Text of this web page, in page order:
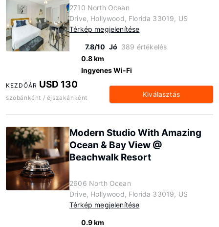
2710 North Ocean
Drive, Hollywood, Florida 33019, US
Térkép megjelenítése
7.8/10 Jó 389 értékelés
0.8 km
Ingyenes Wi-Fi
KEZDŐÁR USD 130
szobánként / éjszakánként Kiválasztás
Modern Studio With Amazing
Ocean & Bay View @
Beachwalk Resort
2606 North Ocean
Drive, Hollywood, Florida 33019, US
Térkép megjelenítése
0.9 km